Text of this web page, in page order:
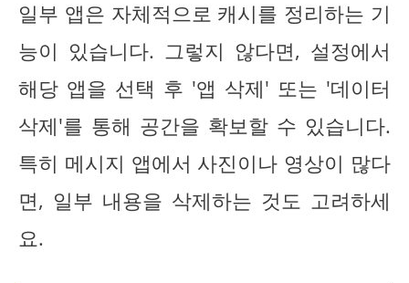
일부 앱은 자체적으로 캐시를 정리하는 기
능이 있습니다. 그렇지 않다면, 설정에서
해당 앱을 선택 후 '앱 삭제' 또는 '데이터
삭제'를 통해 공간을 확보할 수 있습니다.
특히 메시지 앱에서 사진이나 영상이 많다
면, 일부 내용을 삭제하는 것도 고려하세
요.